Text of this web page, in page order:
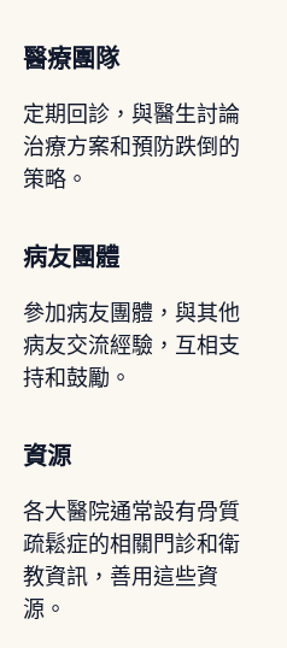
醫療團隊
定期回診，與醫生討論
治療方案和預防跌倒的
策略。
病友團體
參加病友團體，與其他
病友交流經驗，互相支
持和鼓勵。
資源
各大醫院通常設有骨質
疏鬆症的相關門診和衛
教資訊，善用這些資
源。